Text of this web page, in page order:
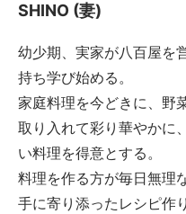
SHINO (妻)
幼少期、実家が八百屋を
持ち学び始める。
家庭料理を今どきに、野
取り入れて彩り華やかに
い料理を得意とする。
料理を作る方が毎日無理
手に寄り添ったレシピ作